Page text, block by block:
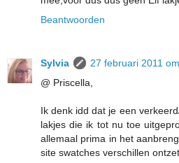
Beantwoorden
Sylvia
27 februari 2011
@ Priscella,
Ik denk idd dat je een
lakjes die ik tot nu toe
allemaal prima in het
site swatches verschillen